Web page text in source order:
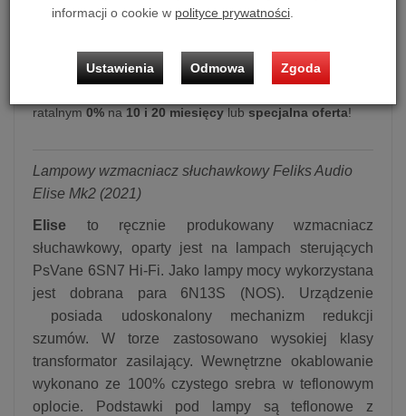
ratalnym0%na10 i 20 miesięcylubspecjalna oferta!
Lampowy wzmacniacz słuchawkowy Feliks Audio
Elise Mk2 (2021)
Elise to ręcznie produkowany wzmacniacz
słuchawkowy, oparty jest na lampach sterujących
PsVane 6SN7 Hi-Fi. Jako lampy mocy wykorzystana
jest dobrana para 6N13S (NOS). Urządzenie
posiada udoskonalony mechanizm redukcji
szumów. W torze zastosowano wysokiej klasy
transformator zasilający. Wewnętrzne okablowanie
wykonano ze 100% czystego srebra w teflonowym
oplocie. Podstawki pod lampy są teflonowe z
informacji o cookie w polityce prywatności.
Ustawienia Odmowa Zgoda